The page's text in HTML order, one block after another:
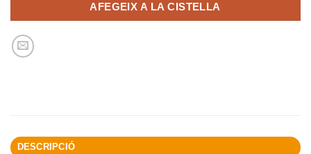
AFEGEIX A LA CISTELLA
DESCRIPCIÓ